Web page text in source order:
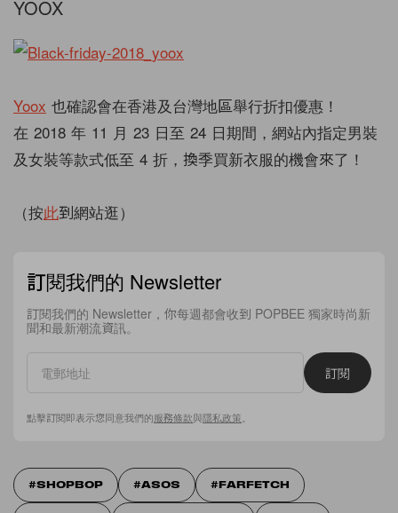
YOOX
Yoox 也確認會在香港及台灣地區舉行折扣優惠！
在 2018 年 11 月 23 日至 24 日期間，網站內指定男裝
及女裝等款式低至 4 折，換季買新衣服的機會來了！
（按此到網站逛）
訂閱我們的 Newsletter
訂閱我們的 Newsletter，你每週都會收到 POPBEE 獨家時尚新
聞和最新潮流資訊。
訂閱
點擊訂閱即表示您同意我們的服務條款與隱私政策。
SHOPBOP ASOS FARFETCH